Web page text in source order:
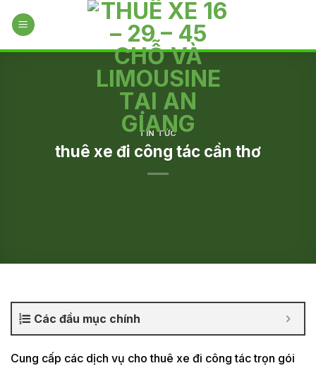
TIN TỨC
thuê xe đi công tác cần thơ
Các đầu mục chính
Cung cấp các dịch vụ cho thuê xe đi công tác trọn gói